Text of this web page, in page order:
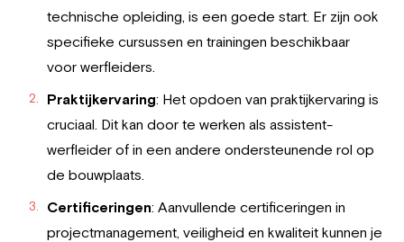
technische opleiding, is een goede start. Er zijn ook
specifieke cursussen en trainingen beschikbaar
voor werfleiders.
Praktijkervaring: Het opdoen van praktijkervaring is
cruciaal. Dit kan door te werken als assistent-
werfleider of in een andere ondersteunende rol op
de bouwplaats.
Certificeringen: Aanvullende certificeringen in
projectmanagement, veiligheid en kwaliteit kunnen je